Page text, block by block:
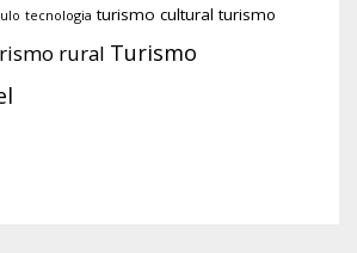
tecnologia turismo cultural turismo
rural Turismo